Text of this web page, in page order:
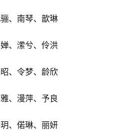
、南琴、歆琳
、潆兮、伶洪
、令梦、龄欣
、漫萍、予良
、偌琳、丽妍